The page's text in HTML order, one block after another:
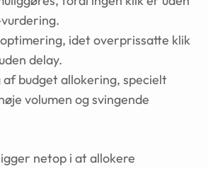
idet overprissatte klik
delay.
budget allokering, specielt
volumen og svingende
netop i at allokere